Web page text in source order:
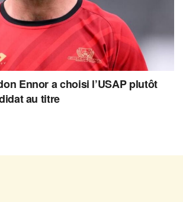
Ennor a choisi l’USAP plutôt
au titre